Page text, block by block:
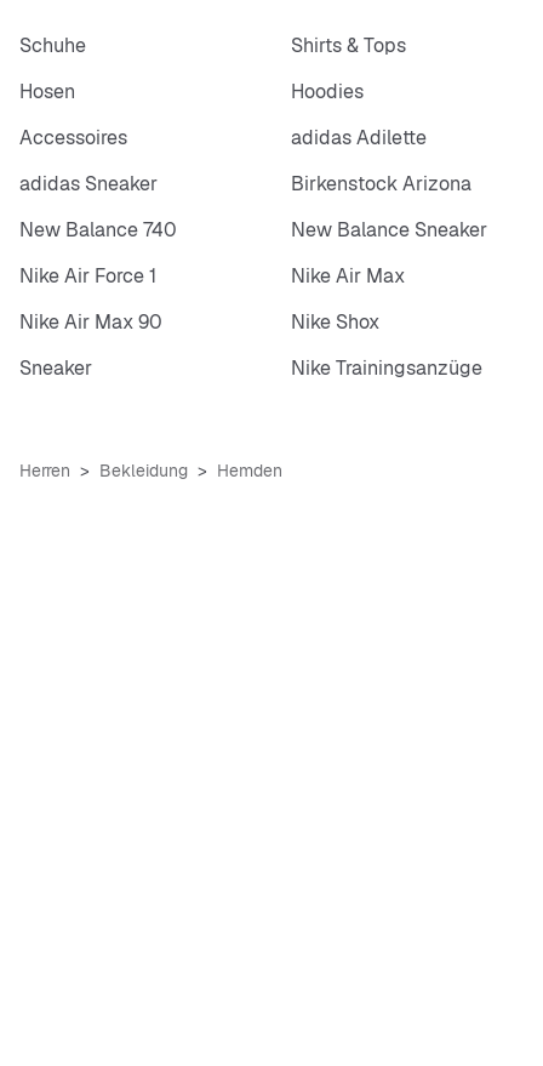
Schuhe
Shirts & Tops
Hosen
Hoodies
Accessoires
adidas Adilette
adidas Sneaker
Birkenstock Arizona
New Balance 740
New Balance Sneaker
Nike Air Force 1
Nike Air Max
Nike Air Max 90
Nike Shox
Sneaker
Nike Trainingsanzüge
Herren Bekleidung Hemden